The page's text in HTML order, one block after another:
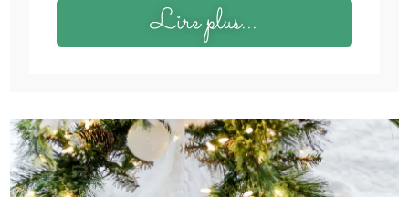
Lire plus...